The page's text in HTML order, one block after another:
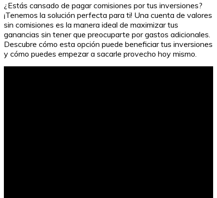
¿Estás cansado de pagar comisiones por tus inversiones?
¡Tenemos la solución perfecta para ti! Una cuenta de valores
sin comisiones es la manera ideal de maximizar tus
ganancias sin tener que preocuparte por gastos adicionales.
Descubre cómo esta opción puede beneficiar tus inversiones
y cómo puedes empezar a sacarle provecho hoy mismo.